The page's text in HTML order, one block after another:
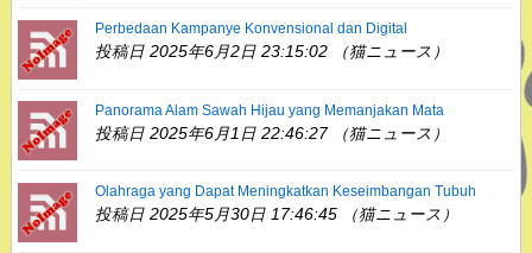
Perbedaan Kampanye Konvensional dan Digital
投稿日 2025年6月2日 23:15:02 （猫ニュース）
Panorama Alam Sawah Hijau yang Memanjakan Mata
投稿日 2025年6月1日 22:46:27 （猫ニュース）
Olahraga yang Dapat Meningkatkan Keseimbangan Tubuh
投稿日 2025年5月30日 17:46:45 （猫ニュース）